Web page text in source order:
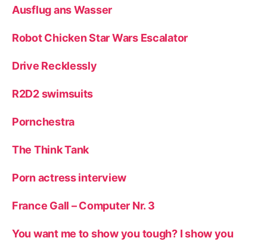
Ausflug ans Wasser
Robot Chicken Star Wars Escalator
Drive Recklessly
R2D2 swimsuits
Pornchestra
The Think Tank
Porn actress interview
France Gall – Computer Nr. 3
You want me to show you tough? I show you